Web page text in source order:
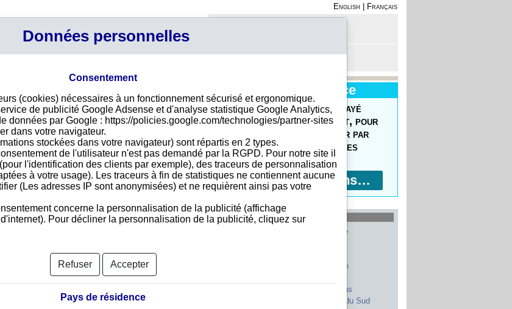
English
Français
disponibles
Nouveau Service
Découvrez le Forfait Prépayé
Pour commander facilement, pour
des prix réduits, pour payer par
virement bancaire, 10 devises
acceptées !
Plus d'informations…
Pays les plus recherchés
Belgique
Espagne
Pays-Bas
Afrique du Sud
Données personnelles
Consentement
(cookies) nécessaires à un fonctionnement sécurisé et ergonomique.
de publicité Google Adsense et d'analyse statistique Google Analytics,
données par Google : https://policies.google.com/technologies/partner-sites
dans votre navigateur.
stockées dans votre navigateur) sont répartis en 2 types.
de l'utilisateur n'est pas demandé par la RGPD. Pour notre site il
l'identification des clients par exemple), des traceurs de personnalisation
à votre usage). Les traceurs à fin de statistiques ne contiennent aucune
(Les adresses IP sont anonymisées) et ne requièrent ainsi pas votre
concerne la personnalisation de la publicité (affichage
Pour décliner la personnalisation de la publicité, cliquez sur
Refuser Accepter
Pays de résidence